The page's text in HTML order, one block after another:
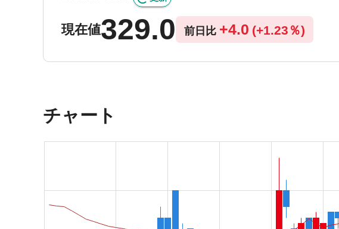
現在値329.0 前日比 +4.0 (+1.23％)
チャート